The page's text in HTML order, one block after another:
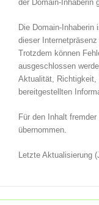
der Domain-Inhaberin
Die Domain-
dieser
Trotzdem können
ausgeschlossen
Aktualität, Richtigkeit,
bereitgestellten
Für den Inhalt
übernommen.
Letzte Aktualisierung